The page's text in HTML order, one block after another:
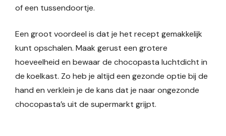
of een tussendoortje.
Een groot voordeel is dat je het recept gemakkelijk
kunt opschalen. Maak gerust een grotere
hoeveelheid en bewaar de chocopasta luchtdicht in
de koelkast. Zo heb je altijd een gezonde optie bij de
hand en verklein je de kans dat je naar ongezonde
chocopasta’s uit de supermarkt grijpt.